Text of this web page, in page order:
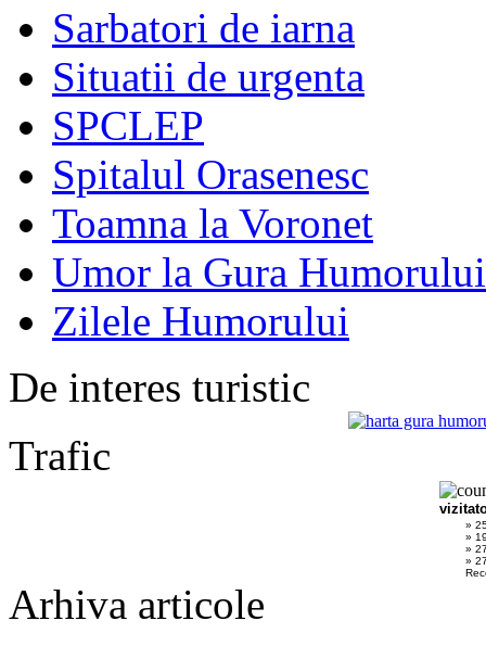
Sarbatori de iarna
Situatii de urgenta
SPCLEP
Spitalul Orasenesc
Toamna la Voronet
Umor la Gura Humorului
Zilele Humorului
De interes turistic
Trafic
»
»
»
»
Arhiva articole